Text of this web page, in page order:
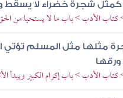
شجرة خضراء لا يسقط
الأدب > باب ما لا يستحيا من الحق
مثلها مثل المسلم تؤتي
ورقها
الأدب > باب إكرام الكبير ويبدأ